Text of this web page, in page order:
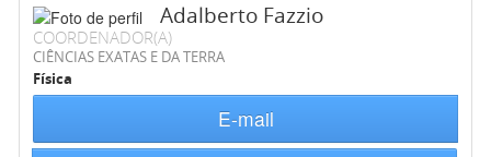
Adalberto Fazzio
COORDENADOR(A)
CIÊNCIAS EXATAS E DA TERRA
Física
E-mail